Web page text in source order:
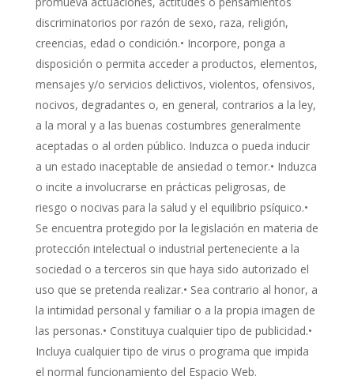
discriminatorios por razón de sexo, raza, religión,
creencias, edad o condición.• Incorpore, ponga a
disposición o permita acceder a productos, elementos,
mensajes y/o servicios delictivos, violentos, ofensivos,
nocivos, degradantes o, en general, contrarios a la ley,
a la moral y a las buenas costumbres generalmente
aceptadas o al orden público. Induzca o pueda inducir
a un estado inaceptable de ansiedad o temor.• Induzca
o incite a involucrarse en prácticas peligrosas, de
riesgo o nocivas para la salud y el equilibrio psíquico.•
Se encuentra protegido por la legislación en materia de
protección intelectual o industrial perteneciente a la
sociedad o a terceros sin que haya sido autorizado el
uso que se pretenda realizar.• Sea contrario al honor, a
la intimidad personal y familiar o a la propia imagen de
las personas.• Constituya cualquier tipo de publicidad.•
Incluya cualquier tipo de virus o programa que impida
el normal funcionamiento del Espacio Web.